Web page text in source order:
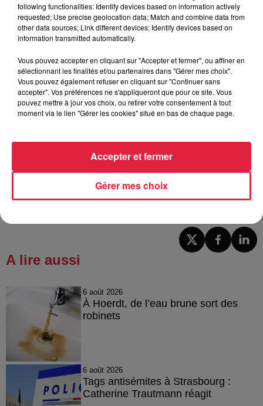
Des visites guidées et des médiations sont proposées avec Maéva
Keller. / @Top Music - CR
.....................................................
A lire également :
Publié : 26 juillet 2023 à 6h00 - Modifié : 30 octobre 2025 à
16h48 Celine Rinckel
A lire aussi
6 août 2026
À Hoerdt, de l’eau brune sort des
robinets
6 août 2026
Tags antisémites à Strasbourg :
Catherine Trautmann réagit
following functionalities: Identify devices based on information actively
requested; Use precise geolocation data; Match and combine data from
other data sources; Link different devices; Identify devices based on
information transmitted automatically.
Vous pouvez accepter en cliquant sur "Accepter et fermer", ou affiner en
sélectionnant les finalités et/ou partenaires dans "Gérer mes choix".
Vous pouvez également refuser en cliquant sur "Continuer sans
accepter". Vos préférences ne s'appliqueront que pour ce site. Vous
pouvez mettre à jour vos choix, ou retirer votre consentement à tout
moment via le lien "Gérer les cookies" situé en bas de chaque page.
Gérer mes choix
Accepter et fermer